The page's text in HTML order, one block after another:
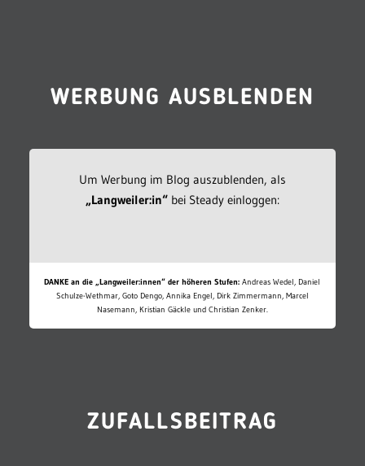
WERBUNG AUSBLENDEN
Um Werbung im Blog auszublenden, als
„Langweiler:in“bei Steady einloggen:
DANKE an die „Langweiler:innen“ der höheren Stufen: Andreas Wedel, Daniel
Schulze-Wethmar, Goto Dengo, Annika Engel, Dirk Zimmermann, Marcel
Nasemann, Kristian Gäckle und Christian Zenker.
ZUFALLSBEITRAG